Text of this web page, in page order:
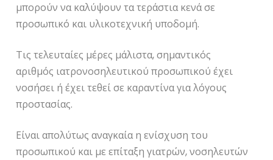
μπορούν να καλύψουν τα τεράστια κενά σε
προσωπικό και υλικοτεχνική υποδομή.
Τις τελευταίες μέρες μάλιστα, σημαντικός
αριθμός ιατρονοσηλευτικού προσωπικού έχει
νοσήσει ή έχει τεθεί σε καραντίνα για λόγους
προστασίας.
Είναι απολύτως αναγκαία η ενίσχυση του
προσωπικού και με επίταξη γιατρών, νοσηλευτών